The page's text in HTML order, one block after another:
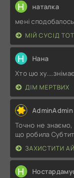
Н наталка
мені сподобалось
МІЙ СУСІД
Н Нана
Хто цю ху....знімає
ДІМ МЕРТВИХ
AdminAdmin
Точно не знаємо,
що робила
ЗАХИСТИТИ
Н